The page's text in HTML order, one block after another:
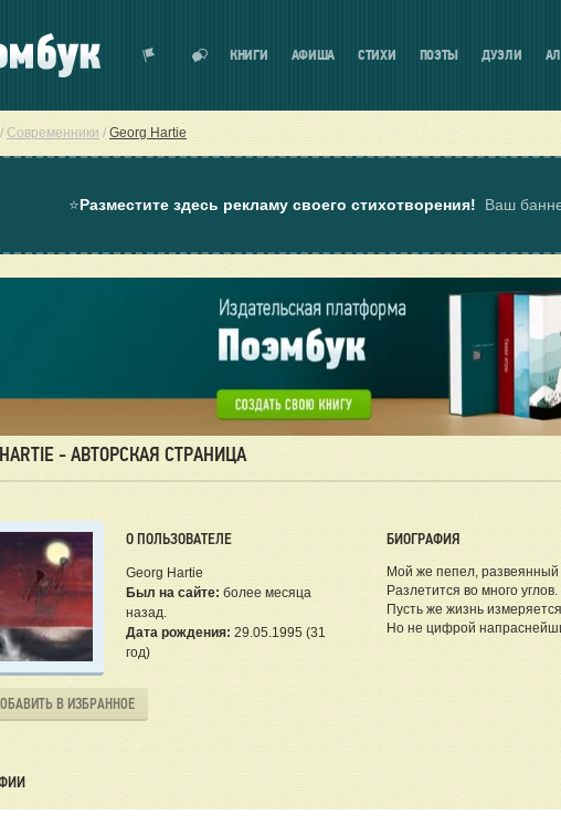
КНИГИ АФИША СТИХИ ПОЭТЫ ДУЭЛИ
/ Современники / Georg Hartie
⭐Разместите здесь рекламу своего стихотворения! Ваш
HARTIE - АВТОРСКАЯ СТРАНИЦА
О ПОЛЬЗОВАТЕЛЕ
Georg Hartie
Был на сайте: более месяца
назад.
Дата рождения: 29.05.1995 (31
год)
В ИЗБРАННОЕ
БИОГРАФИЯ
Мой же пепел, развеянный
Разлетится во много углов.
Пусть же жизнь
Но не цифрой